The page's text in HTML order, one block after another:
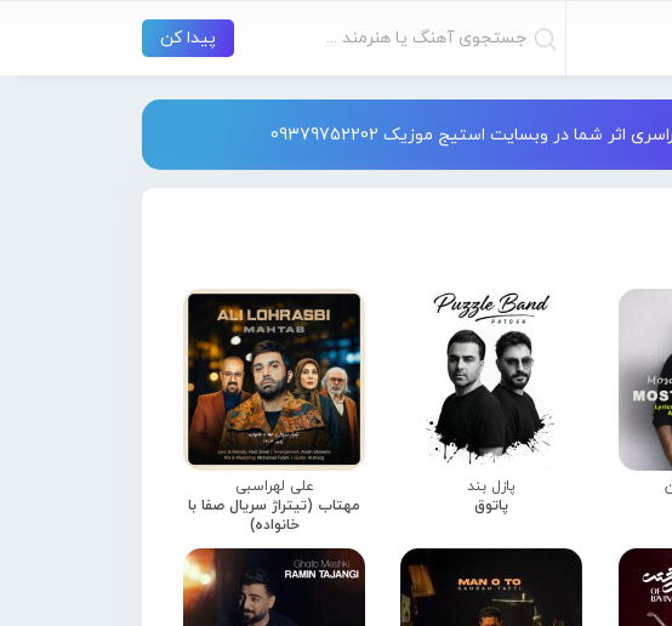
اثر شما در وبسایت استیج موزیک 09379752202
پازل بند
پاتوق
علی لهراسبی
مهتاب (تیتراژ سریال صفا با
خانواده)